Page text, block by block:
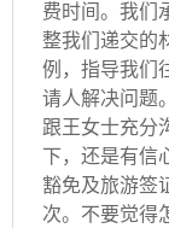
费时间。我们
整我们递交的
例，指导我们
请人解决问题
跟王女士充分
下，还是有信
豁免及旅游签
次。不要觉得